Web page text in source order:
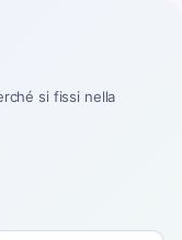
si fissi nella